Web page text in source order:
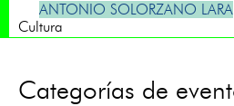
ANTONIO SOLORZANO LARA
Cultura
Categorías de